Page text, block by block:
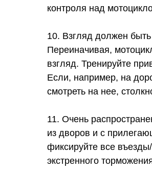
контроля над
10. Взгляд должен
Переиначивая,
взгляд. Тренируйте
Если, например, на
смотреть на нее,
11. Очень
из дворов и с
фиксируйте все
экстренного